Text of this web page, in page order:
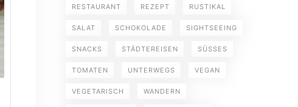
RESTAURANT REZEPT RUSTIKAL
SALAT SCHOKOLADE SIGHTSEEING
SNACKS STÄDTEREISEN SÜSSES
TOMATEN UNTERWEGS VEGAN
VEGETARISCH WANDERN